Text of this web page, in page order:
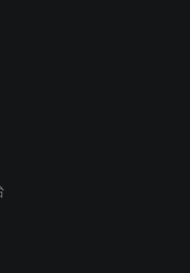
心声